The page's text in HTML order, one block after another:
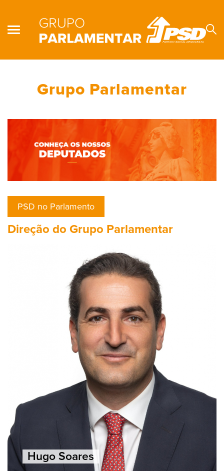
Grupo Parlamentar
PSD no Parlamento
Direção do Grupo Parlamentar
Hugo Soares